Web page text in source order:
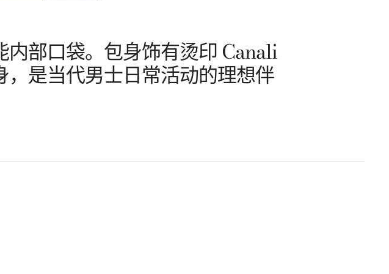
部口袋。包身饰有烫印 Canali
是当代男士日常活动的理想伴